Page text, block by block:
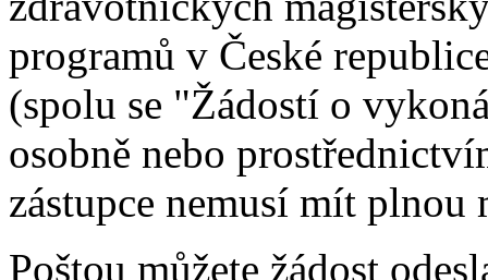
programů v České
(spolu se "Žádostí o
osobně nebo
zástupce nemusí mít
Poštou můžete žádost